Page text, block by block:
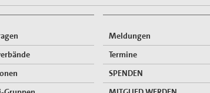
Meldungen
Termine
SPENDEN